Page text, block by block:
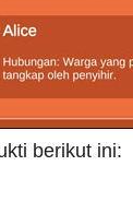
berikut ini: